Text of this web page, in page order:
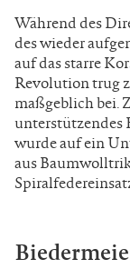
Während des
des wieder
auf das starre
Revolution trug
maßgeblich bei.
unterstützendes
wurde auf ein
aus